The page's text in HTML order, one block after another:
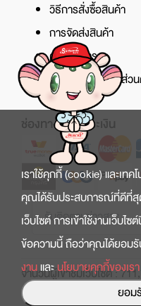
วิธีการสั่งซื้อสินค้า
การจัดส่งสินค้า
ศูนย์บริการ
นโยบายความเป็นส่ว
ช่องทางการชำระเงิน
จำนวนผู้เข้าชมเว็บไซต์ :
Copyright © 2022 สินธานี
เราใช้คุกกี้ (cookie) และเท
คุณได้รับประสบการณ์ที่ดีที่สุ
เว็บไซต์ การเข้าใช้งานเว็บ
ข้อความนี้ ถือว่าคุณได้ยอม
งานและนโยบายคุกกี้ของเรา
ยอม